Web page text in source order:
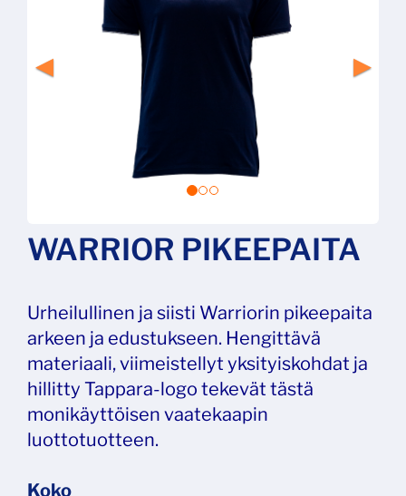
WARRIOR PIKEEPAITA
Urheilullinen ja siisti Warriorin pikeepaita
arkeen ja edustukseen. Hengittävä
materiaali, viimeistellyt yksityiskohdat ja
hillitty Tappara-logo tekevät tästä
monikäyttöisen vaatekaapin
luottotuotteen.
Koko